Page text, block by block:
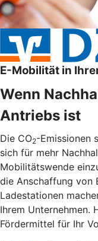
E-Mobilität in
Wenn
Antriebs ist
Die CO2-Emissionen
sich für mehr
Mobilitätswende
die Anschaffung von
Ladestationen
Ihrem Unternehmen.
Fördermittel für Ihr